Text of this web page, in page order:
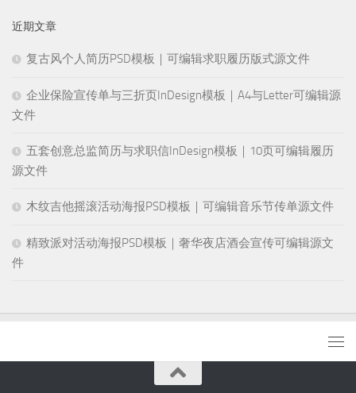
近期文章
复古风个人简历PSD模板｜可编辑求职履历版式源文件
企业保险宣传单与三折页InDesign模板｜A4与Letter可编辑源
文件
五套创意总监简历与求职信InDesign模板｜10页可编辑履历
源文件
木纹吉他摇滚活动海报PSD模板｜可编辑音乐节传单源文件
精致派对活动海报PSD模板｜奢华夜店酒会宣传可编辑源文
件